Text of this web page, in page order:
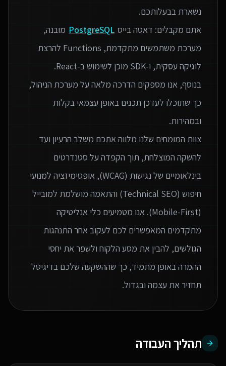
אתם מקבלים: דאטה בייס PostgreSQL מובנה,
מערכת משתמשים מתקדמת, Functions להרצת
בנוסף, אנו מספקים הדרכה מלאה על מערכת הניהול,
כך שתוכלו לעדכן תכנים באופן עצמאי בקלות
צוות המומחים שלנו מלווה אתכם משלב הרעיון ועד
להשקה המוצלחת, תוך הקפדה על סטנדרטים
בינלאומיים של נגישות (WCAG), אופטימיזציה למנועי
חיפוש (Technical SEO) והתאמה מושלמת למובייל
(Mobile-First). אנו מטמיעים כלי אנליטיקה
מתקדמים המאפשרים לכם לעקוב אחר התנהגות
הגולשים, להבין את מסע הלקוח ולשפר את יחסי
ההמרה באופן מתמיד, כך שההשקעה שלכם בדיגיטל
תחזיר את עצמה ובגדול.
תהליך העבודה